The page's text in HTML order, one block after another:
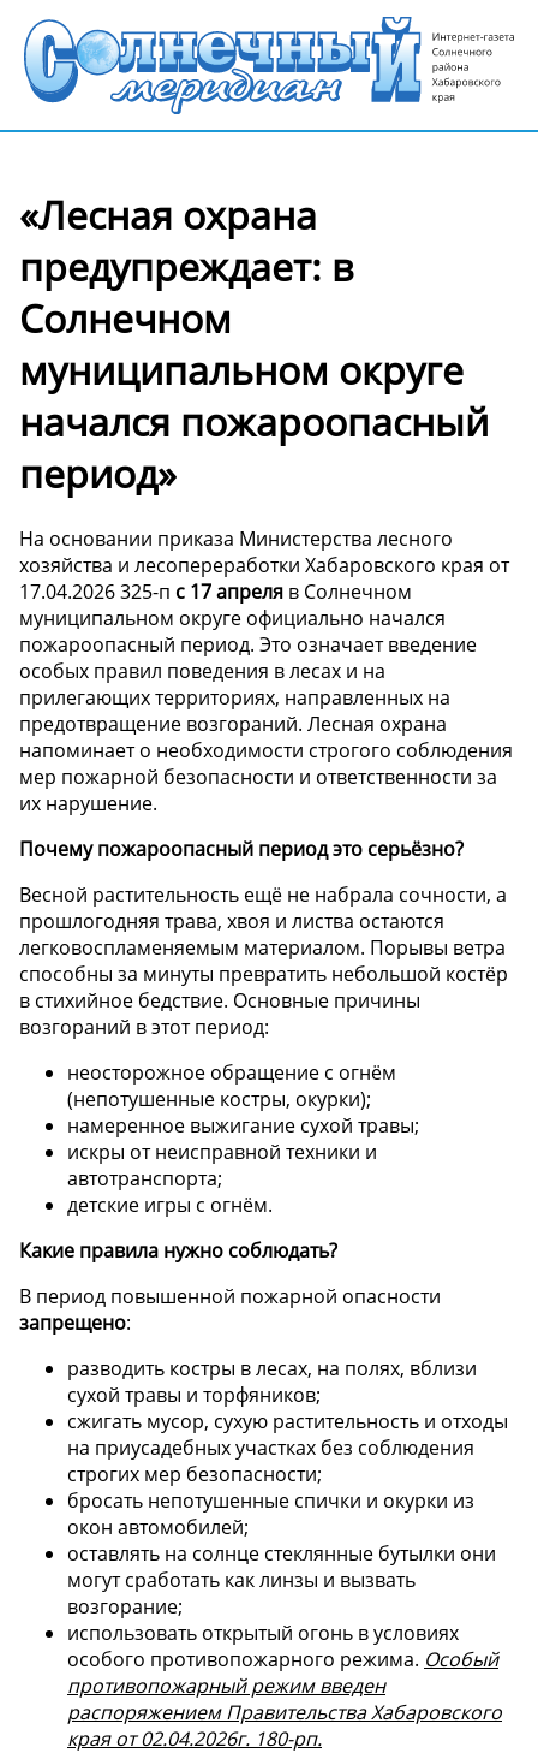
«Лесная охрана
предупреждает: в
Солнечном
муниципальном округе
начался пожароопасный
период»
На основании приказа Министерства лесного
хозяйства и лесопереработки Хабаровского края от
17.04.2026 325-п с 17 апреля в Солнечном
муниципальном округе официально начался
пожароопасный период. Это означает введение
особых правил поведения в лесах и на
прилегающих территориях, направленных на
предотвращение возгораний. Лесная охрана
напоминает о необходимости строгого соблюдения
мер пожарной безопасности и ответственности за
их нарушение.
Почему пожароопасный период это серьёзно?
Весной растительность ещё не набрала сочности, а
прошлогодняя трава, хвоя и листва остаются
легковоспламеняемым материалом. Порывы ветра
способны за минуты превратить небольшой костёр
в стихийное бедствие. Основные причины
возгораний в этот период:
неосторожное обращение с огнём
(непотушенные костры, окурки);
намеренное выжигание сухой травы;
искры от неисправной техники и
автотранспорта;
детские игры с огнём.
Какие правила нужно соблюдать?
В период повышенной пожарной опасности
запрещено:
разводить костры в лесах, на полях, вблизи
сухой травы и торфяников;
сжигать мусор, сухую растительность и отходы
на приусадебных участках без соблюдения
строгих мер безопасности;
бросать непотушенные спички и окурки из
окон автомобилей;
оставлять на солнце стеклянные бутылки они
могут сработать как линзы и вызвать
возгорание;
использовать открытый огонь в условиях
особого противопожарного режима. Особый
противопожарный режим введен
распоряжением Правительства Хабаровского
края от 02.04.2026г. 180-рп.